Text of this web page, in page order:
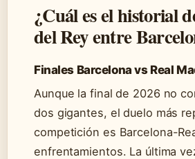
¿Cuál es el historial
del Rey entre
Finales Barcelona vs Real
Aunque la final de 2026 no
dos gigantes, el duelo más
competición es Barcelona-
enfrentamientos. La última